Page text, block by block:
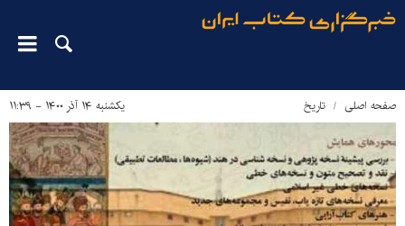
صفحه اصلی تاریخ یکشنبه ۱۴ آذر ۱۴۰۰ - ۱۱:۳۹